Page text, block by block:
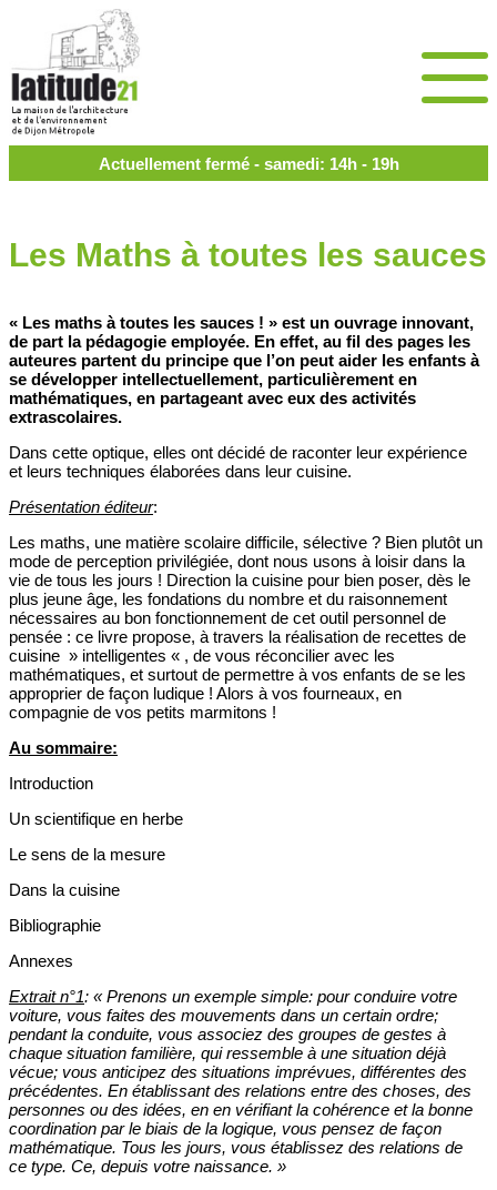
Actuellement fermé - samedi: 14h - 19h
Les Maths à toutes les sauces
« Les maths à toutes les sauces ! » est un ouvrage innovant,
de part la pédagogie employée. En effet, au fil des pages les
auteures partent du principe que l’on peut aider les enfants à
se développer intellectuellement, particulièrement en
mathématiques, en partageant avec eux des activités
extrascolaires.
Dans cette optique, elles ont décidé de raconter leur expérience
et leurs techniques élaborées dans leur cuisine.
Présentation éditeur:
Les maths, une matière scolaire difficile, sélective ? Bien plutôt un
mode de perception privilégiée, dont nous usons à loisir dans la
vie de tous les jours ! Direction la cuisine pour bien poser, dès le
plus jeune âge, les fondations du nombre et du raisonnement
nécessaires au bon fonctionnement de cet outil personnel de
pensée : ce livre propose, à travers la réalisation de recettes de
cuisine » intelligentes « , de vous réconcilier avec les
mathématiques, et surtout de permettre à vos enfants de se les
approprier de façon ludique ! Alors à vos fourneaux, en
compagnie de vos petits marmitons !
Au sommaire:
Introduction
Un scientifique en herbe
Le sens de la mesure
Dans la cuisine
Bibliographie
Annexes
Extrait n°1: « Prenons un exemple simple: pour conduire votre
voiture, vous faites des mouvements dans un certain ordre;
pendant la conduite, vous associez des groupes de gestes à
chaque situation familière, qui ressemble à une situation déjà
vécue; vous anticipez des situations imprévues, différentes des
précédentes. En établissant des relations entre des choses, des
personnes ou des idées, en en vérifiant la cohérence et la bonne
coordination par le biais de la logique, vous pensez de façon
mathématique. Tous les jours, vous établissez des relations de
ce type. Ce, depuis votre naissance. »